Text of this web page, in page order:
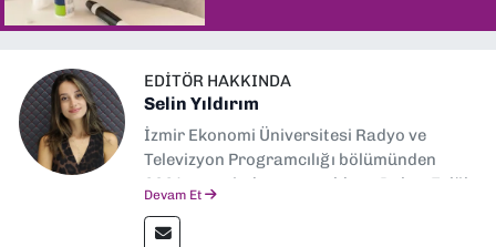
EDITÖR HAKKINDA
Selin Yıldırım
İzmir Ekonomi Üniversitesi Radyo ve
Televizyon Programcılığı bölümünden
2024 senesinde mezun oldum. Dokuz Eylül
editörlük görevini de üstleniyorum.
Devam Et